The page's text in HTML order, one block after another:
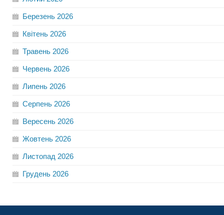
Березень 2026
Квітень 2026
Травень 2026
Червень 2026
Липень 2026
Серпень 2026
Вересень 2026
Жовтень 2026
Листопад 2026
Грудень 2026